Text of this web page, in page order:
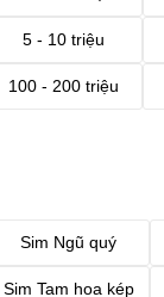
5 - 10 triệu
100 - 200 triệu
Sim Ngũ quý
Sim Tam hoa kép